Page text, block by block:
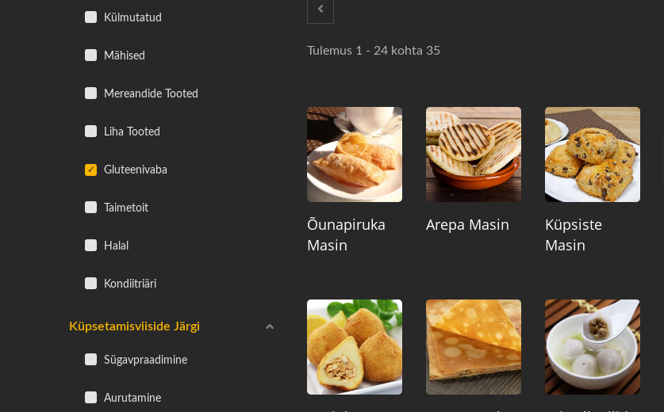
Külmutatud
Mähised
Mereandide Tooted
Liha Tooted
Gluteenivaba
Taimetoit
Halal
Kondiitriäri
Küpsetamisviiside Järgi
Sügavpraadimine
Aurutamine
Tulemus 1 - 24 kohta 35
Õunapiruka
Masin
Arepa Masin
Küpsiste
Masin